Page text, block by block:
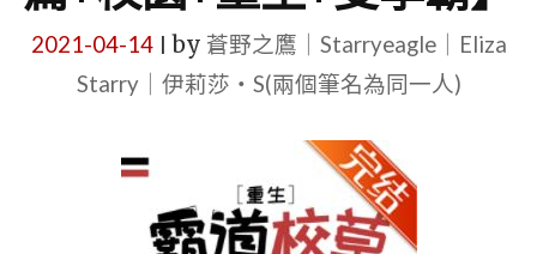
2021-04-14| by 蒼野之鷹｜Starryeagle｜Eliza
Starry｜伊莉莎・S(兩個筆名為同一人)